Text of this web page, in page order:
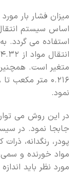
اساس سیستم
نمود.
جابجا نمود. در
پودر، رنگدانه،
مواد خورنده و
مورد نظر باید